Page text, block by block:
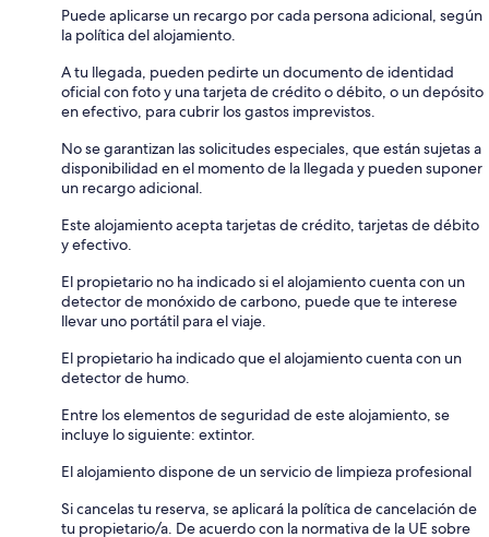
Puede aplicarse un recargo por cada persona adicional, según
la política del alojamiento.
A tu llegada, pueden pedirte un documento de identidad
oficial con foto y una tarjeta de crédito o débito, o un depósito
en efectivo, para cubrir los gastos imprevistos.
No se garantizan las solicitudes especiales, que están sujetas a
disponibilidad en el momento de la llegada y pueden suponer
un recargo adicional.
Este alojamiento acepta tarjetas de crédito, tarjetas de débito
y efectivo.
El propietario no ha indicado si el alojamiento cuenta con un
detector de monóxido de carbono, puede que te interese
llevar uno portátil para el viaje.
El propietario ha indicado que el alojamiento cuenta con un
detector de humo.
Entre los elementos de seguridad de este alojamiento, se
incluye lo siguiente: extintor.
El alojamiento dispone de un servicio de limpieza profesional
Si cancelas tu reserva, se aplicará la política de cancelación de
tu propietario/a. De acuerdo con la normativa de la UE sobre